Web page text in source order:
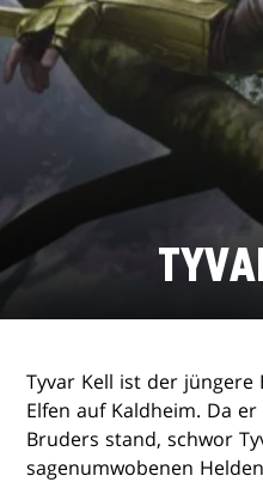
Tyvar Kell ist der
Elfen auf Kaldheim. Da
Bruders stand, schwor
sagenumwobenen